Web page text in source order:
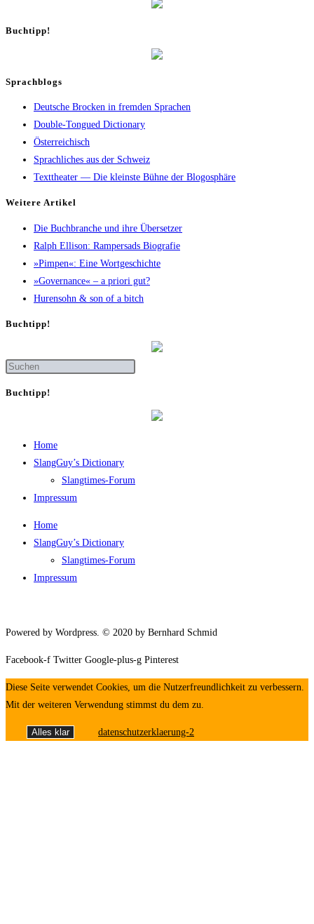
Buch­tipp!
Sprachblogs
Deutsche Brocken in fremden Sprachen
Double-Tongued Dictionary
Österreichisch
Sprachliches aus der Schweiz
Texttheater — Die kleinste Bühne der Blogosphäre
Wei­te­re Artikel
Die Buch­bran­che und ihre Übersetzer
Ralph Elli­son: Ram­pers­ads Biografie
»Pim­pen«: Eine Wortgeschichte
»Gover­nan­ce« – a prio­ri gut?
Huren­sohn & son of a bitch
Buch­tipp!
Buch­tipp!
Home
SlangGuy’s Dic­tion­a­ry
Slang­times-Forum
Impres­sum
Home
SlangGuy’s Dic­tion­a­ry
Slang­times-Forum
Impres­sum
Powered by Wordpress. © 2020 by Bernhard Schmid
Facebook-f Twitter Google-plus-g Pinterest
Diese Seite verwendet Cookies, um die Nutzerfreundlichkeit zu verbessern.
Mit der weiteren Verwendung stimmst du dem zu.
Alles klar datenschutzerklaerung-2